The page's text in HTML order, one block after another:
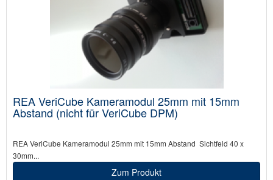
REA VeriCube Kameramodul 25mm mit 15mm
Abstand (nicht für VeriCube DPM)
REA VeriCube Kameramodul 25mm mit 15mm Abstand Sichtfeld 40 x
30mm...
Zum Produkt